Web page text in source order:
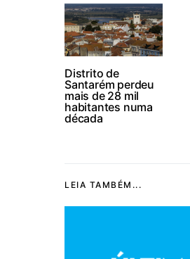
Distrito de
Santarém perdeu
mais de 28 mil
habitantes numa
década
LEIA TAMBÉM...